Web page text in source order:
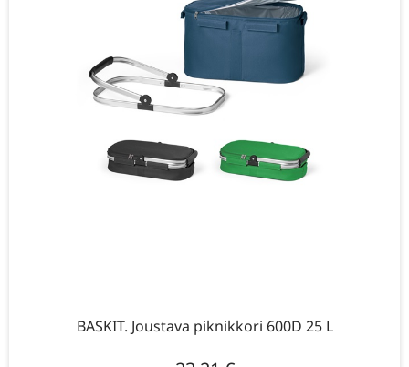
BASKIT. Joustava piknikkori 600D 25 L